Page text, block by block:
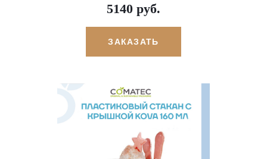
5140 руб.
ЗАКАЗАТЬ